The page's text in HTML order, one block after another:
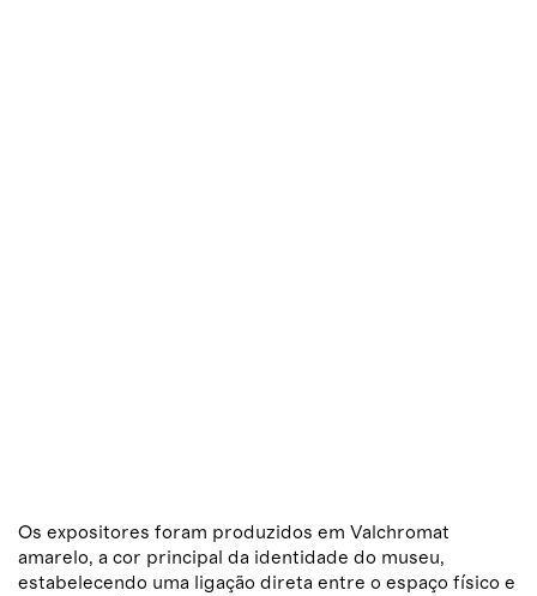
Os expositores foram produzidos em Valchromat
amarelo, a cor principal da identidade do museu,
estabelecendo uma ligação direta entre o espaço físico e